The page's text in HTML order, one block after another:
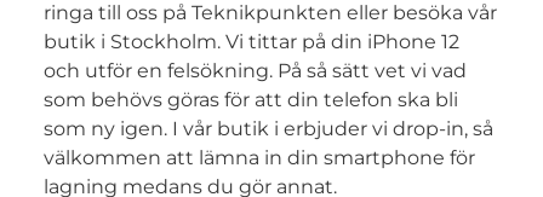
ringa till oss på Teknikpunkten eller besöka vår
butik i Stockholm. Vi tittar på din iPhone 12
och utför en felsökning. På så sätt vet vi vad
som behövs göras för att din telefon ska bli
som ny igen. I vår butik i erbjuder vi drop-in, så
välkommen att lämna in din smartphone för
lagning medans du gör annat.